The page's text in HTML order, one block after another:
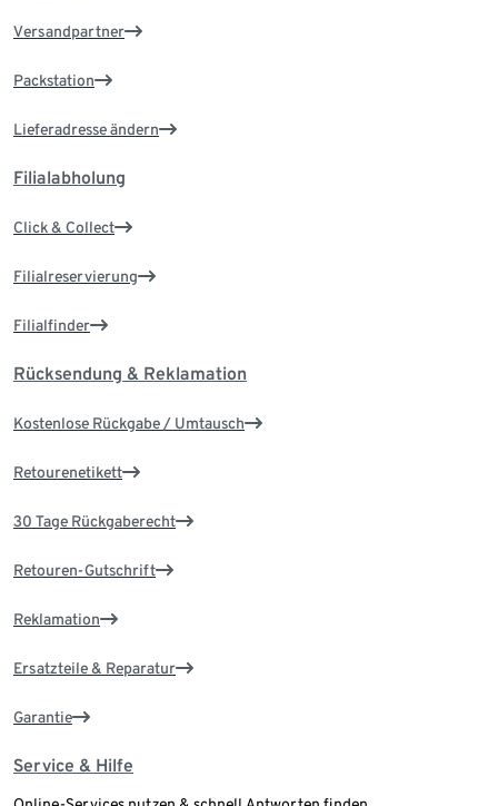
Versandpartner
Packstation
Lieferadresse ändern
Filialabholung
Click & Collect
Filialreservierung
Filialfinder
Rücksendung & Reklamation
Kostenlose Rückgabe / Umtausch
Retourenetikett
30 Tage Rückgaberecht
Retouren-Gutschrift
Reklamation
Ersatzteile & Reparatur
Garantie
Service & Hilfe